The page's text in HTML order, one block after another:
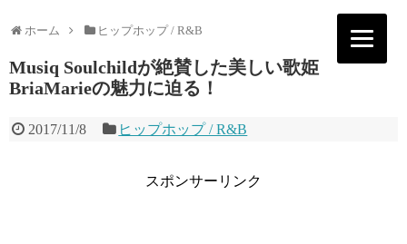
ホーム ヒップホップ / R&B
Musiq Soulchildが絶賛した美しい歌姫
BriaMarieの魅力に迫る！
2017/11/8 ヒップホップ / R&B
スポンサーリンク